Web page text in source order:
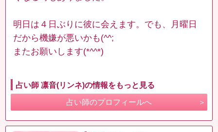
明日は４日ぶりに彼に会えます。でも、月曜日
だから機嫌が悪いかも(^^;
またお願いします(*^^*)
占い師 凛音(リンネ)の情報をもっと見る
占い師のプロフィールへ